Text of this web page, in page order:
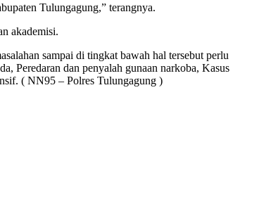
Tulungagung,” terangnya.
akademisi.
sampai di tingkat bawah hal tersebut perlu
Peredaran dan penyalah gunaan narkoba, Kasus
( NN95 – Polres Tulungagung )